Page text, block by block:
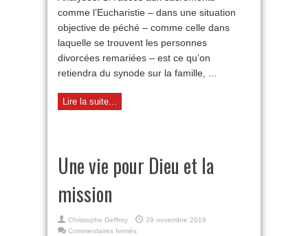
comme l’Eucharistie – dans une situation
objective de péché – comme celle dans
laquelle se trouvent les personnes
divorcées remariées – est ce qu’on
retiendra du synode sur la famille, ...
Lire la suite...
Une vie pour Dieu et la
mission
Christophe Geffroy
29 novembre 2019
Commentaires ferméssur